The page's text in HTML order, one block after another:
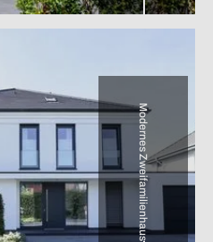
Modernes Zweifamilienhaus